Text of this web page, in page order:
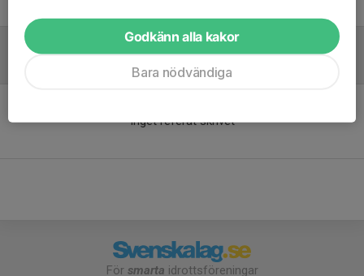
Inget referat skrivet
För smarta idrottsföreningar
Godkänn alla kakor
Bara nödvändiga